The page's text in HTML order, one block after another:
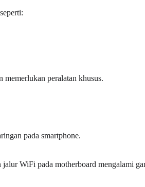
memerlukan peralatan khusus.
pada smartphone.
WiFi pada motherboard mengalami